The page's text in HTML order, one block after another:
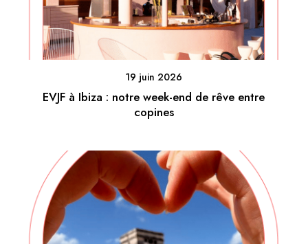
19 juin 2026
EVJF à Ibiza : notre week-end de rêve entre
copines